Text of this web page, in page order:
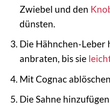
Zwiebel und den
dünsten.
Die Hähnchen-Leber
anbraten, bis sie
Mit Cognac
Die Sahne